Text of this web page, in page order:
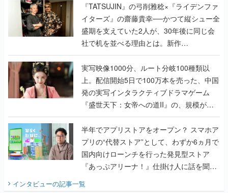
く
『TATSUJIN』の弓削雅稔×『ライデンファ
イターズ』の齋藤貴幸──かつて縦シュー全
盛期を支えていた2人が、30年後に同じ会
社で机を並べる理由とは。新作
『TATSUJIN EXTREME』で初タッグを組
んだレジェンド2人に訊く開発秘話
実写映像1000分、ルート分岐100種類以
上。配信開始5日で100万本を売った、中国
発の実写インタラクティブドラマゲーム
『盛世天下：女帝への道II』の、規模が違
うこだわりをプロデューサーに聞いた
半年でアプリストアをオープン？ スマホア
プリの“代替ストア”として、わずか6ヵ月で
国内向けローンチを行った発見型ストア
『あっぷアリーナ！』仕掛け人に話を聞い
てみた
インタビューの記事一覧